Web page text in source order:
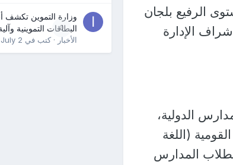
الرفيع بلجان
الإدارة
الدولية،
(اللغة
لطلاب المدارس
0
وزارة التموين تكشف
البطاقات التموينية
الأخبار · كتب في July 2